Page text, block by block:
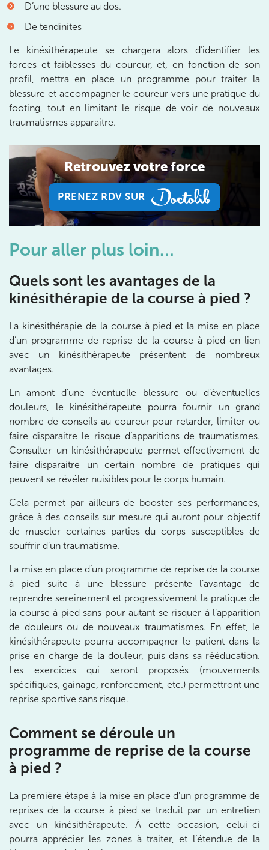
D’une blessure au dos.
De tendinites
Le kinésithérapeute se chargera alors d’identifier les
forces et faiblesses du coureur, et, en fonction de son
profil, mettra en place un programme pour traiter la
blessure et accompagner le coureur vers une pratique du
footing, tout en limitant le risque de voir de nouveaux
traumatismes apparaitre.
Retrouvez votre force
PRENEZ RDV SUR
PRENEZ RDV SUR
Pour aller plus loin…
Quels sont les avantages de la
kinésithérapie de la course à pied ?
La kinésithérapie de la course à pied et la mise en place
d’un programme de reprise de la course à pied en lien
avec un kinésithérapeute présentent de nombreux
avantages.
En amont d’une éventuelle blessure ou d’éventuelles
douleurs, le kinésithérapeute pourra fournir un grand
nombre de conseils au coureur pour retarder, limiter ou
faire disparaitre le risque d’apparitions de traumatismes.
Consulter un kinésithérapeute permet effectivement de
faire disparaitre un certain nombre de pratiques qui
peuvent se révéler nuisibles pour le corps humain.
Cela permet par ailleurs de booster ses performances,
grâce à des conseils sur mesure qui auront pour objectif
de muscler certaines parties du corps susceptibles de
souffrir d’un traumatisme.
La mise en place d’un programme de reprise de la course
à pied suite à une blessure présente l’avantage de
reprendre sereinement et progressivement la pratique de
la course à pied sans pour autant se risquer à l’apparition
de douleurs ou de nouveaux traumatismes. En effet, le
kinésithérapeute pourra accompagner le patient dans la
prise en charge de la douleur, puis dans sa rééducation.
Les exercices qui seront proposés (mouvements
spécifiques, gainage, renforcement, etc.) permettront une
reprise sportive sans risque.
Comment se déroule un
programme de reprise de la course
à pied ?
La première étape à la mise en place d’un programme de
reprises de la course à pied se traduit par un entretien
avec un kinésithérapeute. À cette occasion, celui-ci
pourra apprécier les zones à traiter, et l’étendue de la
IK PARIS 8 – SAINT-LAZARE
20 Rue de la Pépinière 75008 Paris
20 Rue de la Pépinière 75008 Paris
Prenez RDV sur
Prenez RDV sur
PARIS 9 – PETRELLE
6 Rue Petrelle 75009 Paris
6 Rue Petrelle 75009 Paris
01 71 97 53 67
Prenez RDV sur
IK Paris 11
10 Rue Roubo 75011 Paris
10 Rue Roubo 75011 Paris
01 83 96 48 65
Prenez RDV sur
Prenez RDV sur
IK VANVES
5 Rue Monge 92170 Vanves
5 Rue Monge 92170 Vanves
01 46 44 33 92
Prenez RDV sur
Prenez RDV sur
IK SAINT-GERMAIN
199 Bd Saint-Germain 75007 Paris
01 43 25 10 20
Prenez RDV sur
Prenez RDV sur
IK BOIS COLOMBES
1 Rue Mertens 92600 Bois-Colombes
1 Rue Mertens 92600 Bois-Colombes
01 43 50 50 81
Prenez RDV sur
Prenez RDV sur
28 Rue Velpeau 92160 Antony
28 Rue Velpeau 92160 Antony
01 76 21 71 41